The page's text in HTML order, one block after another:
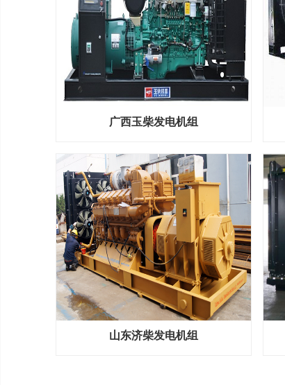
广西玉柴发电机组
山东济柴发电机组